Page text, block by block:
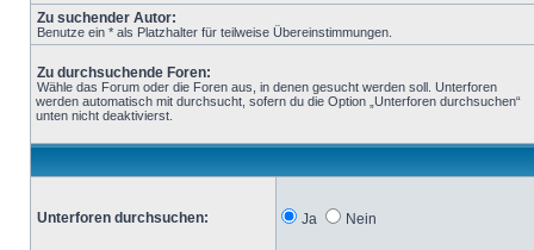
Zu suchender Autor:
Benutze ein * als Platzhalter für teilweise Übereinstimmungen.
Zu durchsuchende Foren:
Wähle das Forum oder die Foren aus, in denen gesucht werden soll. Unterforen
werden automatisch mit durchsucht, sofern du die Option „Unterforen durchsuchen“
unten nicht deaktivierst.
Unterforen durchsuchen: Ja Nein